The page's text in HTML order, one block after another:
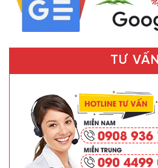
TƯ VẤN